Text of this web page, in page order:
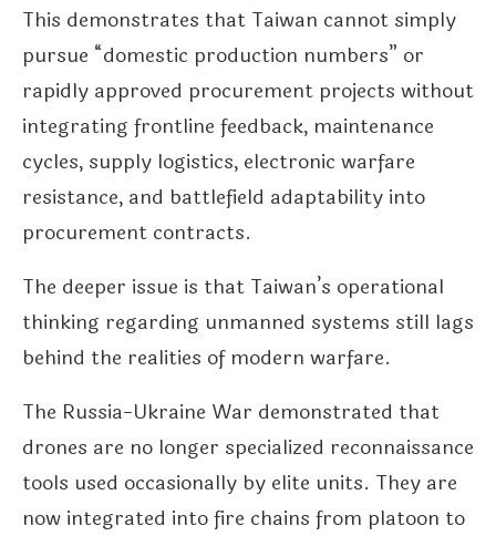
This demonstrates that Taiwan cannot simply
pursue “domestic production numbers” or
rapidly approved procurement projects without
integrating frontline feedback, maintenance
cycles, supply logistics, electronic warfare
resistance, and battlefield adaptability into
procurement contracts.
The deeper issue is that Taiwan’s operational
thinking regarding unmanned systems still lags
behind the realities of modern warfare.
The Russia-Ukraine War demonstrated that
drones are no longer specialized reconnaissance
tools used occasionally by elite units. They are
now integrated into fire chains from platoon to